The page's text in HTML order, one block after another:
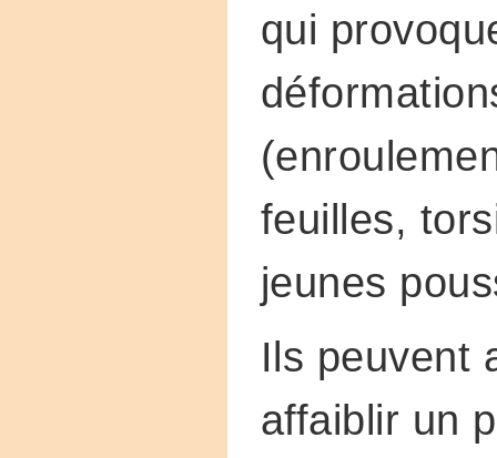
qui
feuilles,
jeunes
Ils peuvent
affaiblir un